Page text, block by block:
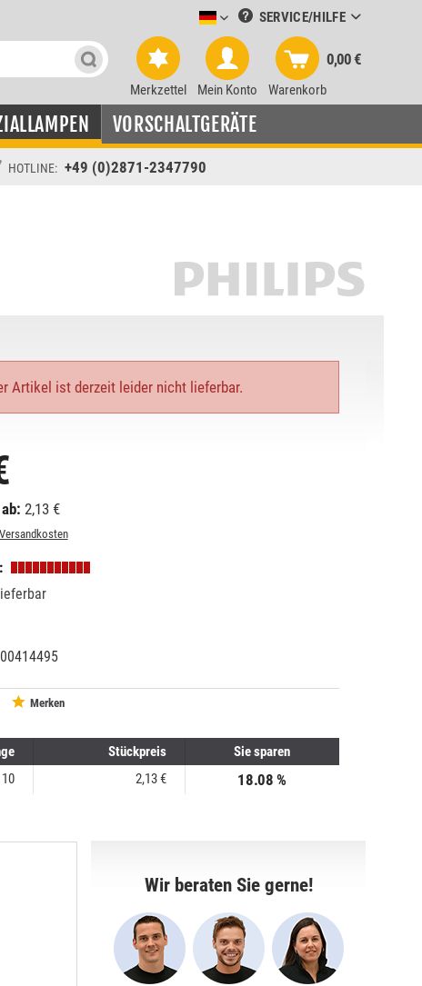
Leuchtmittel-Verkauf deutsch
SERVICE/HILFE
Merkzettel Mein Konto Warenkorb
0,00 €
VORSCHALTGERÄTE
HOTLINE: +49 (0)2871-2347790
Artikel ist derzeit leider nicht lieferbar.
2,13 €
Versandkosten
Merken
Stückpreis
Sie sparen
10 2,13 € 18.08 %
Wir beraten Sie gerne!